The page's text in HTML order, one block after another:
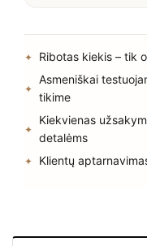
Ribotas kiekis – tik
Asmeniškai
tikime
Kiekvienas
detalėms
Klientų